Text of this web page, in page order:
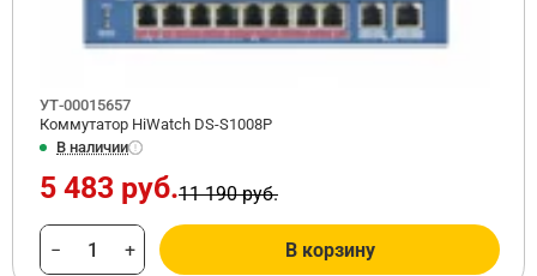
УТ-00015657
Коммутатор HiWatch DS-S1008P
В наличии
5 483 руб.11 190 руб.
− + В корзину